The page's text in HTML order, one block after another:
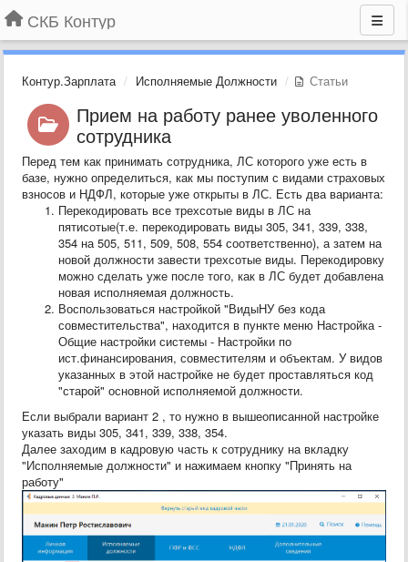
СКБ Контур
Контур.Зарплата Исполняемые Должности Статьи
Прием на работу ранее уволенного
сотрудника
Перед тем как принимать сотрудника, ЛС которого уже есть в
базе, нужно определиться, как мы поступим с видами страховых
взносов и НДФЛ, которые уже открыты в ЛС. Есть два варианта:
Перекодировать все трехсотые виды в ЛС на
пятисотые(т.е. перекодировать виды 305, 341, 339, 338,
354 на 505, 511, 509, 508, 554 соответственно), а затем на
новой должности завести трехсотые виды. Перекодировку
можно сделать уже после того, как в ЛС будет добавлена
новая исполняемая должность.
Воспользоваться настройкой "ВидыНУ без кода
совместительства", находится в пункте меню Настройка -
Общие настройки системы - Настройки по
ист.финансирования, совместителям и объектам. У видов
указанных в этой настройке не будет проставляться код
"старой" основной исполняемой должности.
Если выбрали вариант 2 , то нужно в вышеописанной настройке
указать виды 305, 341, 339, 338, 354.
Далее заходим в кадровую часть к сотруднику на вкладку
"Исполняемые должности" и нажимаем кнопку "Принять на
работу"